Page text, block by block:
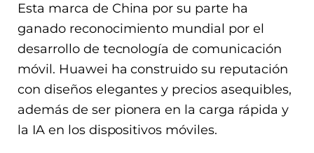
Esta marca de China por su parte ha
ganado reconocimiento mundial por el
desarrollo de tecnología de comunicación
móvil. Huawei ha construido su reputación
con diseños elegantes y precios asequibles,
además de ser pionera en la carga rápida y
la IA en los dispositivos móviles.